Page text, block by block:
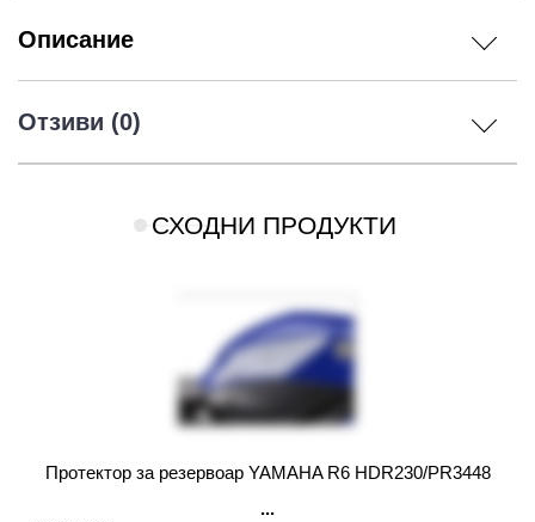
Описание
Отзиви (0)
СХОДНИ ПРОДУКТИ
Протектор за резервоар YAMAHA R6 HDR230/PR3448